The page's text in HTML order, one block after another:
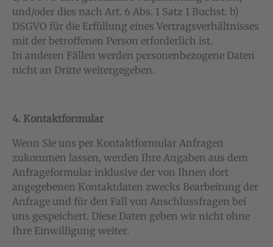
und/oder dies nach Art. 6 Abs. 1 Satz 1 Buchst. b)
DSGVO für die Erfüllung eines Vertragsverhältnisses
mit der betroffenen Person erforderlich ist.
In anderen Fällen werden personenbezogene Daten
nicht an Dritte weitergegeben.
4. Kontaktformular
Wenn Sie uns per Kontaktformular Anfragen
zukommen lassen, werden Ihre Angaben aus dem
Anfrageformular inklusive der von Ihnen dort
angegebenen Kontaktdaten zwecks Bearbeitung der
Anfrage und für den Fall von Anschlussfragen bei
uns gespeichert. Diese Daten geben wir nicht ohne
Ihre Einwilligung weiter.